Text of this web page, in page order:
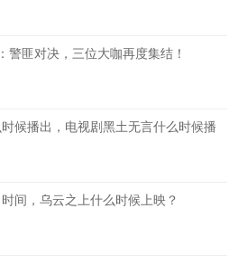
警匪对决，三位大咖再度集结！
候播出，电视剧黑土无言什么时候播
间，乌云之上什么时候上映？